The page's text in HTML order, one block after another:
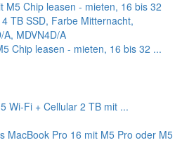
Chip leasen - mieten, 16 bis 32 ...
Wi‑Fi + Cellular 2 TB mit ...
MacBook Pro 16 mit M5 Pro oder M5